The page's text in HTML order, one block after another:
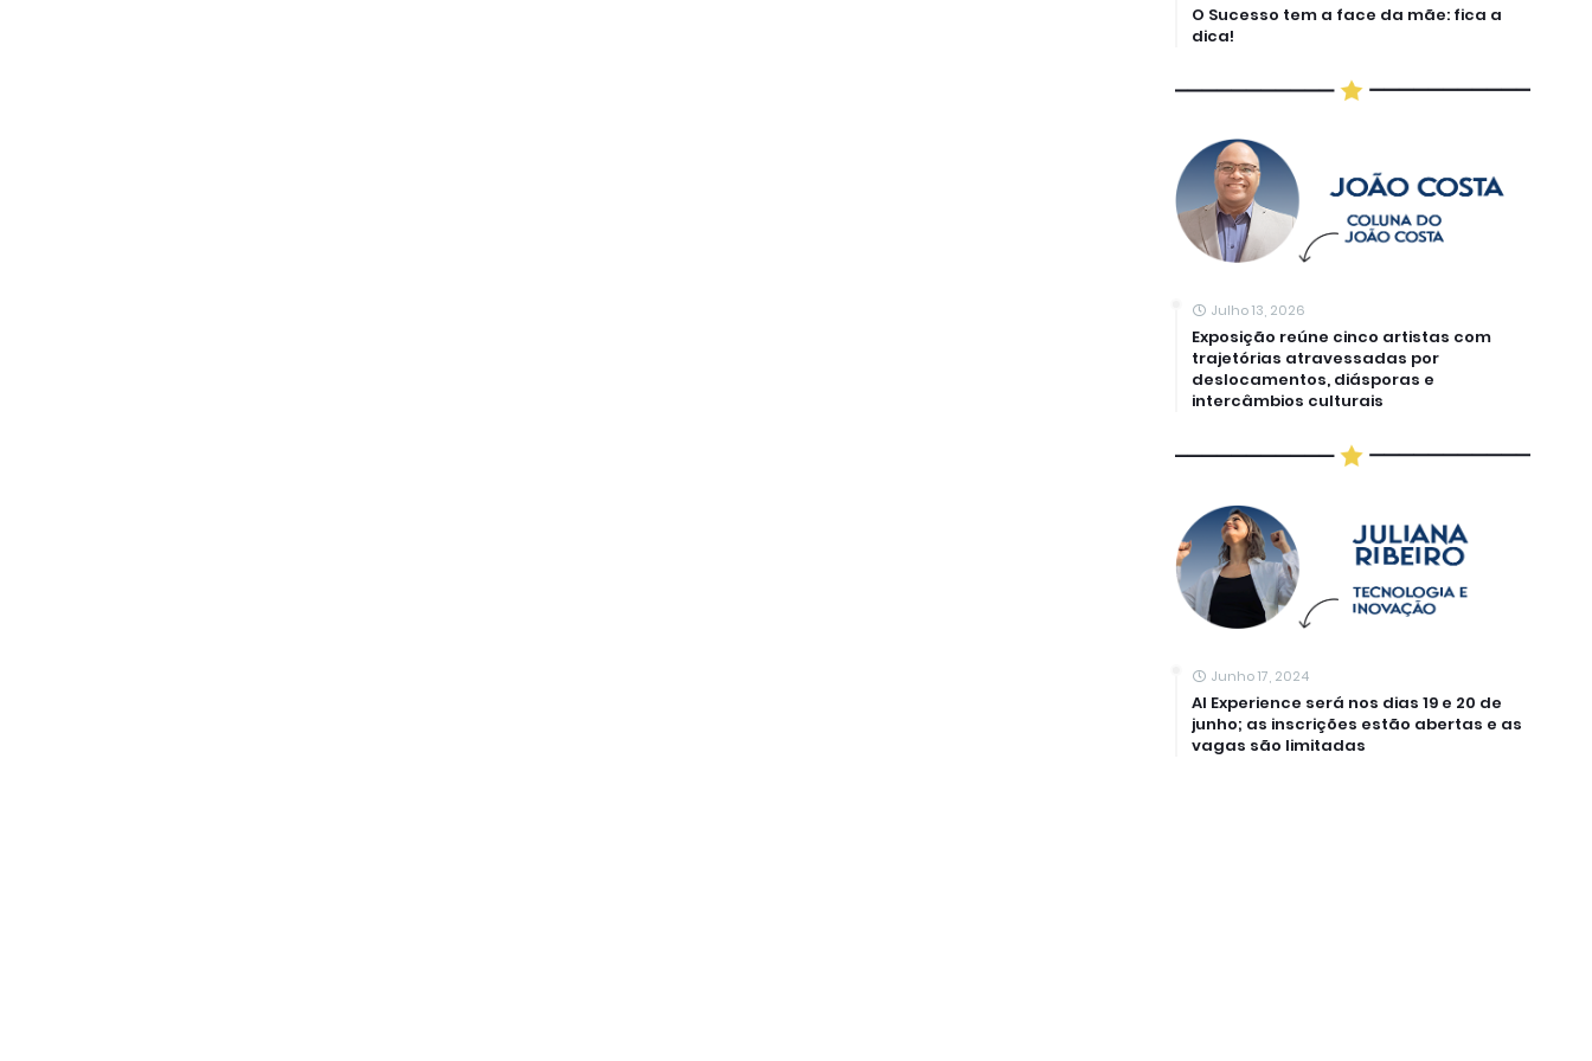
O Sucesso tem a face da mãe: fica a
dica!
Julho 13, 2026
Exposição reúne cinco artistas com
trajetórias atravessadas por
deslocamentos, diásporas e
intercâmbios culturais
Junho 17, 2024
AI Experience será nos dias 19 e 20 de
junho; as inscrições estão abertas e as
vagas são limitadas